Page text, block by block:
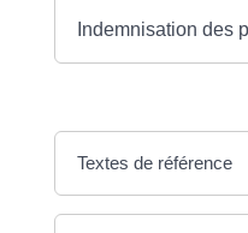
Indemnisation des
Textes de référence